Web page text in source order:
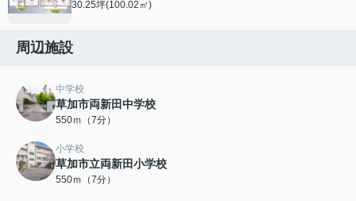
30.25坪(100.02㎡)
周辺施設
中学校
草加市両新田中学校
550ｍ（7分）
小学校
草加市立両新田小学校
550ｍ（7分）